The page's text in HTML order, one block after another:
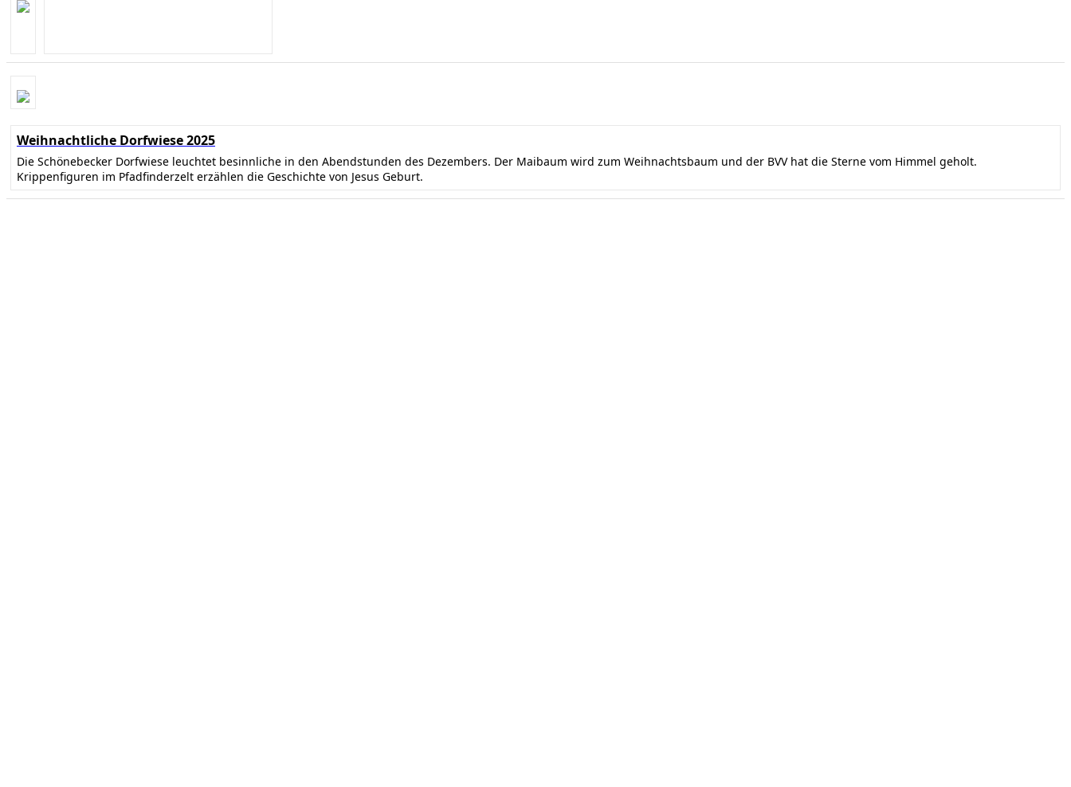
Weihnachtliche Dorfwiese 2025
Die Schönebecker Dorfwiese leuchtet besinnliche in den Abendstunden des Dezembers. Der Maibaum wird zum Weihnachtsbaum und der BVV hat die Sterne vom Himmel geholt.
Krippenfiguren im Pfadfinderzelt erzählen die Geschichte von Jesus Geburt.